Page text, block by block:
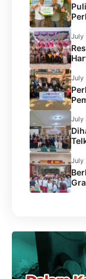
July
July
July
July